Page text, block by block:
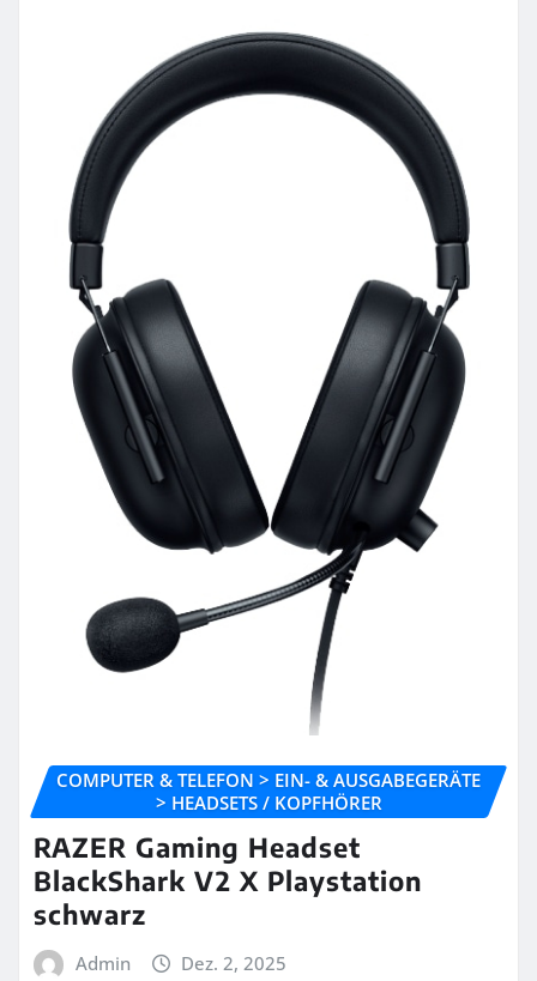
COMPUTER & TELEFON > EIN- & AUSGABEGERÄTE
> HEADSETS / KOPFHÖRER
RAZER Gaming Headset
BlackShark V2 X Playstation
schwarz
Admin Dez. 2, 2025